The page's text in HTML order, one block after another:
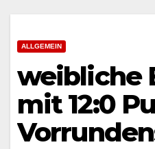
ALLGEMEIN
weibliche
mit 12:0